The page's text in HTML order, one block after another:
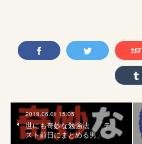
2019.06.01 15:05
世にも奇妙な勉強法 「テ
スト前日にまとめる男」